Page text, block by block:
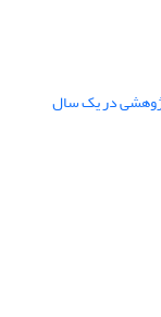
در یک سال